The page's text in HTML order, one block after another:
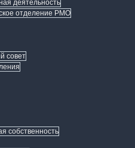
деятельность
отделение РМО
совет
собственность